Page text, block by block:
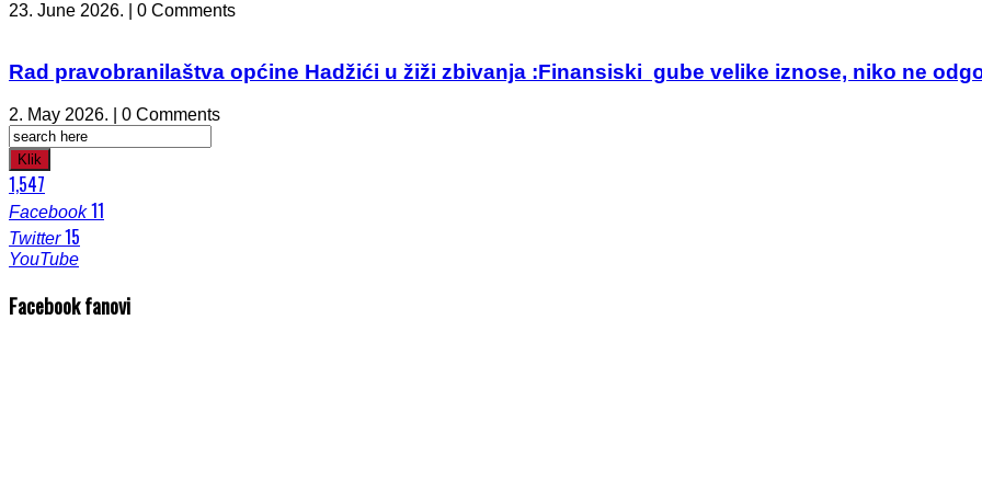
23. June 2026. | 0 Comments
Rad pravobranilaštva općine Hadžići u žiži zbivanja :Finansiski gube velike iznose, niko ne
2. May 2026. | 0 Comments
Klik
1,547
Facebook 11
Twitter 15
YouTube
Facebook fanovi